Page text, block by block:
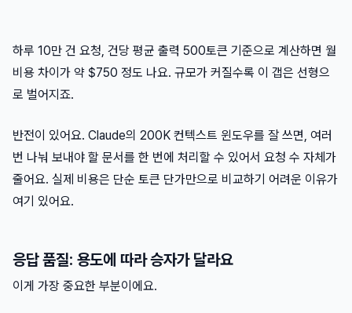
하루 10만 건 요청, 건당 평균 출력 500토큰 기준으로 계산하면 월
비용 차이가 약 $750 정도 나요. 규모가 커질수록 이 갭은 선형으
로 벌어지죠.
반전이 있어요. Claude의 200K 컨텍스트 윈도우를 잘 쓰면, 여러
번 나눠 보내야 할 문서를 한 번에 처리할 수 있어서 요청 수 자체가
줄어요. 실제 비용은 단순 토큰 단가만으로 비교하기 어려운 이유가
여기 있어요.
응답 품질: 용도에 따라 승자가 달라요
이게 가장 중요한 부분이에요.